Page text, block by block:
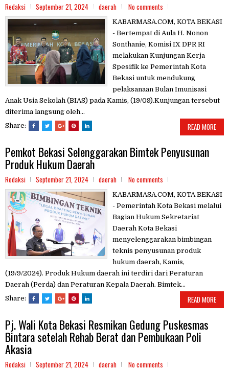
Redaksi September 21, 2024 daerah No comments
KABARMASA.COM, KOTA BEKASI
- Bertempat di Aula H. Nonon
Sonthanie, Komisi IX DPR RI
melakukan Kunjungan Kerja
Spesifik ke Pemerintah Kota
Bekasi untuk mendukung
pelaksanaan Bulan Imunisasi
Anak Usia Sekolah (BIAS) pada Kamis, (19/09).Kunjungan tersebut
diterima langsung oleh...
Share:
READ MORE
Pemkot Bekasi Selenggarakan Bimtek Penyusunan
Produk Hukum Daerah
Redaksi September 21, 2024 daerah No comments
KABARMASA.COM, KOTA BEKASI
- Pemerintah Kota Bekasi melalui
Bagian Hukum Sekretariat
Daerah Kota Bekasi
menyelenggarakan bimbingan
teknis penyusunan produk
hukum daerah, Kamis,
(19/9/2024). Produk Hukum daerah ini terdiri dari Peraturan
Daerah (Perda) dan Peraturan Kepala Daerah. Bimtek...
Share:
READ MORE
Pj. Wali Kota Bekasi Resmikan Gedung Puskesmas
Bintara setelah Rehab Berat dan Pembukaan Poli
Akasia
Redaksi September 21, 2024 daerah No comments